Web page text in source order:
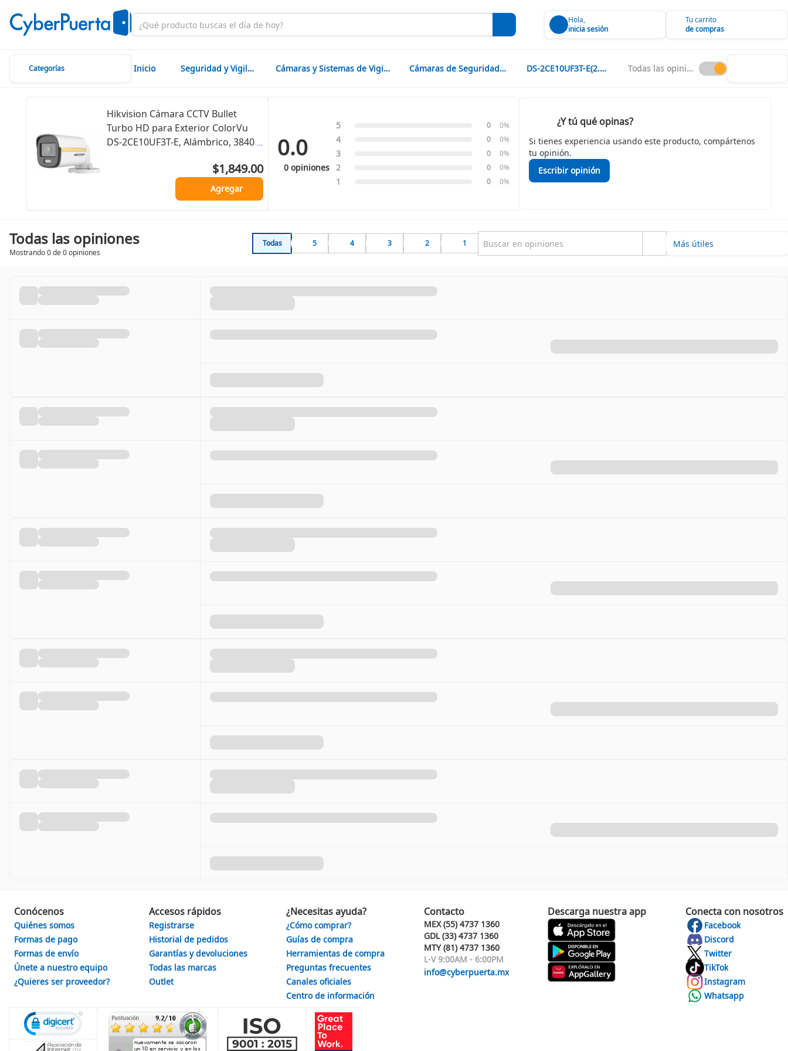
Hola,
inicia sesión
Tu carrito
de compras
Categorías Inicio Seguridad y Vigilancia Cámaras y Sistemas de Vigilancia Cámaras de Seguridad CCTV DS-2CE10UF3T-E(2.8MM) Todas las opiniones
Hikvision Cámara CCTV Bullet
Turbo HD para Exterior ColorVu
DS-2CE10UF3T-E, Alámbrico, 3840 x
$1,849.00
Agregar
0.0
0 opiniones
5 0 0%
4 0 0%
3 0 0%
2 0 0%
1 0 0%
¿Y tú qué opinas?
Si tienes experiencia usando este producto, compártenos
tu opinión.
Escribir opinión
Todas las opiniones
Mostrando 0 de 0 opiniones
Todas 5 4 3 2 1
Conócenos
Quiénes somos
Formas de pago
Formas de envío
Únete a nuestro equipo
¿Quieres ser proveedor?
Accesos rápidos
Registrarse
Historial de pedidos
Garantías y devoluciones
Todas las marcas
Outlet
¿Necesitas ayuda?
¿Cómo comprar?
Guías de compra
Herramientas de compra
Preguntas frecuentes
Canales oficiales
Centro de información
Contacto
MEX (55) 4737 1360
GDL (33) 4737 1360
MTY (81) 4737 1360
L-V 9:00AM - 6:00PM
info@cyberpuerta.mx
Descarga nuestra app Conecta con nosotros
Facebook
Discord
Twitter
TikTok
Instagram
Whatsapp